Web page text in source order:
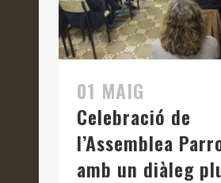
01 MAIG
Celebració de
l’Assemblea
amb un diàleg